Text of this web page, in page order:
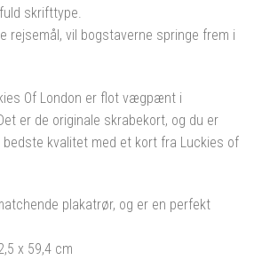
skrifttype.
rejsemål, vil bogstaverne springe frem i
Of London er flot vægpænt i
er de originale skrabekort, og du er
kvalitet med et kort fra Luckies of
plakatrør, og er en perfekt
x 59,4 cm